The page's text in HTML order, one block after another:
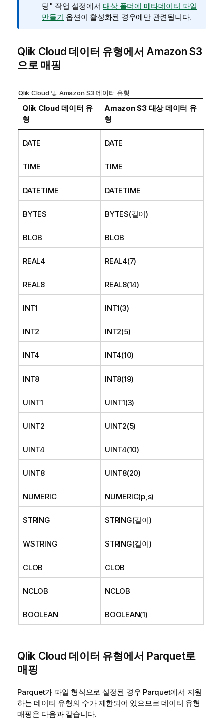
보
메
딩" 작업 설정에서대상 폴더에 메타데이터 파일
만들기 옵션이 활성화된 경우에만 관련됩니다.
Qlik Cloud 데이터 유형에서 Amazon S3
으로 매핑
Qlik Cloud 및 Amazon S3 데이터 유형
Qlik Cloud 데이터 유
형
Amazon S3대상 데이터 유
형
DATE DATE
TIME TIME
DATETIME DATETIME
BYTES BYTES(길이)
BLOB BLOB
REAL4 REAL4(7)
REAL8 REAL8(14)
INT1 INT1(3)
INT2 INT2(5)
INT4 INT4(10)
INT8 INT8(19)
UINT1 UINT1(3)
UINT2 UINT2(5)
UINT4 UINT4(10)
UINT8 UINT8(20)
NUMERIC NUMERIC(p,s)
STRING STRING(길이)
WSTRING STRING(길이)
CLOB CLOB
NCLOB NCLOB
BOOLEAN BOOLEAN(1)
Qlik Cloud 데이터 유형에서 Parquet로
매핑
Parquet가 파일 형식으로 설정된 경우 Parquet에서 지원
하는 데이터 유형의 수가 제한되어 있으므로 데이터 유형
매핑은 다음과 같습니다.